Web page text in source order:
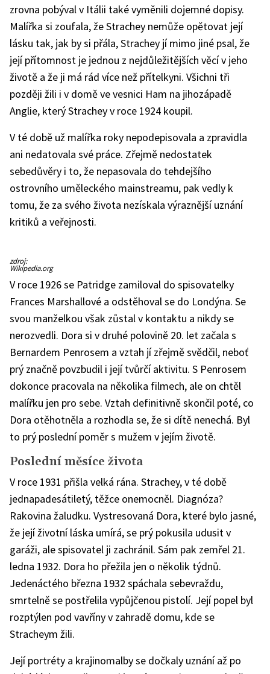
zrovna pobýval v Itálii také vyměnili dojemné dopisy.
Malířka si zoufala, že Strachey nemůže opětovat její
lásku tak, jak by si přála, Strachey jí mimo jiné psal, že
její přítomnost je jednou z nejdůležitějších věcí v jeho
životě a že ji má rád více než přítelkyni. Všichni tři
později žili i v domě ve vesnici Ham na jihozápadě
Anglie, který Strachey v roce 1924 koupil.
V té době už malířka roky nepodepisovala a zpravidla
ani nedatovala své práce. Zřejmě nedostatek
sebedůvěry i to, že nepasovala do tehdejšího
ostrovního uměleckého mainstreamu, pak vedly k
tomu, že za svého života nezískala výraznější uznání
kritiků a veřejnosti.
Portrét
Lyttona
Stracheyho
patří
mezi
nejznámější
díla
Carrington
zdroj:
Wikipedia.org
V roce 1926 se Patridge zamiloval do spisovatelky
Frances Marshallové a odstěhoval se do Londýna. Se
svou manželkou však zůstal v kontaktu a nikdy se
nerozvedli. Dora si v druhé polovině 20. let začala s
Bernardem Penrosem a vztah jí zřejmě svědčil, neboť
prý značně povzbudil i její tvůrčí aktivitu. S Penrosem
dokonce pracovala na několika filmech, ale on chtěl
malířku jen pro sebe. Vztah definitivně skončil poté, co
Dora otěhotněla a rozhodla se, že si dítě nenechá. Byl
to prý poslední poměr s mužem v jejím životě.
Poslední měsíce života
V roce 1931 přišla velká rána. Strachey, v té době
jednapadesátiletý, těžce onemocněl. Diagnóza?
Rakovina žaludku. Vystresovaná Dora, které bylo jasné,
že její životní láska umírá, se prý pokusila udusit v
garáži, ale spisovatel ji zachránil. Sám pak zemřel 21.
ledna 1932. Dora ho přežila jen o několik týdnů.
Jedenáctého března 1932 spáchala sebevraždu,
smrtelně se postřelila vypůjčenou pistolí. Její popel byl
rozptýlen pod vavříny v zahradě domu, kde se
Stracheym žili.
Její portréty a krajinomalby se dočkaly uznání až po